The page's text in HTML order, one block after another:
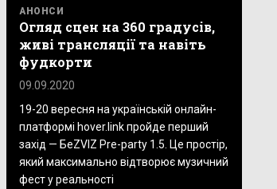
АНОНСИ
Огляд сцен на 360 градусів,
живі трансляції та навіть
фудкорти
09.09.2020
19-20 вересня на українській онлайн-
платформі hover.link пройде перший
захід — БеZVIZ Pre-party 1.5. Це простір,
який максимально відтворює музичний
фест у реальності